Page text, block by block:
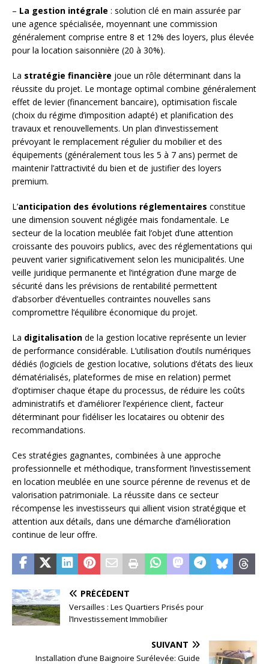
– La gestion intégrale : solution clé en main assurée par
une agence spécialisée, moyennant une commission
généralement comprise entre 8 et 12% des loyers, plus élevée
pour la location saisonnière (20 à 30%).
La stratégie financière joue un rôle déterminant dans la
réussite du projet. Le montage optimal combine généralement
effet de levier (financement bancaire), optimisation fiscale
(choix du régime d’imposition adapté) et planification des
travaux et renouvellements. Un plan d’investissement
prévoyant le remplacement régulier du mobilier et des
équipements (généralement tous les 5 à 7 ans) permet de
maintenir l’attractivité du bien et de justifier des loyers
premium.
L’anticipation des évolutions réglementaires constitue
une dimension souvent négligée mais fondamentale. Le
secteur de la location meublée fait l’objet d’une attention
croissante des pouvoirs publics, avec des réglementations qui
peuvent varier significativement selon les municipalités. Une
veille juridique permanente et l’intégration d’une marge de
sécurité dans les prévisions de rentabilité permettent
d’absorber d’éventuelles contraintes nouvelles sans
compromettre l’équilibre économique du projet.
La digitalisation de la gestion locative représente un levier
de performance considérable. L’utilisation d’outils numériques
dédiés (logiciels de gestion locative, solutions d’états des lieux
dématérialisés, plateformes de mise en relation) permet
d’optimiser chaque étape du processus, de réduire les coûts
administratifs et d’améliorer l’expérience client, facteur
déterminant pour fidéliser les locataires ou obtenir des
recommandations.
Ces stratégies gagnantes, combinées à une approche
professionnelle et méthodique, transforment l’investissement
en location meublée en une source pérenne de revenus et de
valorisation patrimoniale. La réussite dans ce secteur
récompense les investisseurs qui allient vision stratégique et
attention aux détails, dans une démarche d’amélioration
continue de leur offre.
PRÉCÉDENT
Versailles : Les Quartiers Prisés pour
l’Investissement Immobilier
SUIVANT
Installation d’une Baignoire Surélevée: Guide